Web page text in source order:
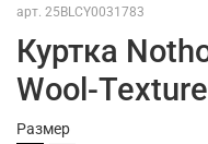
арт. 25BLCY0031783
Куртка
Wool-
Размер